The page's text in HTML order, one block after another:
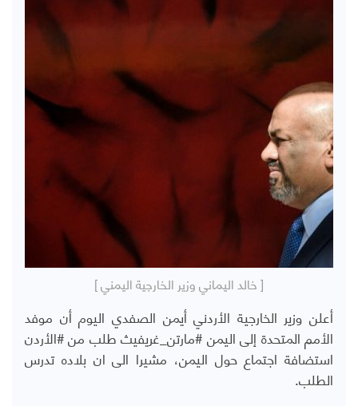
[ خالد اليماني وزير الخارجية اليمني ]
أعلن وزير الخارجية الأردني أيمن الصفدي اليوم أن موفد
الأمم المتحدة إلى اليمن #مارتن_غريفيث طلب من #الأردن
استضافة اجتماع حول اليمن، مشيرا الى ان بلاده تدرس
الطلب.